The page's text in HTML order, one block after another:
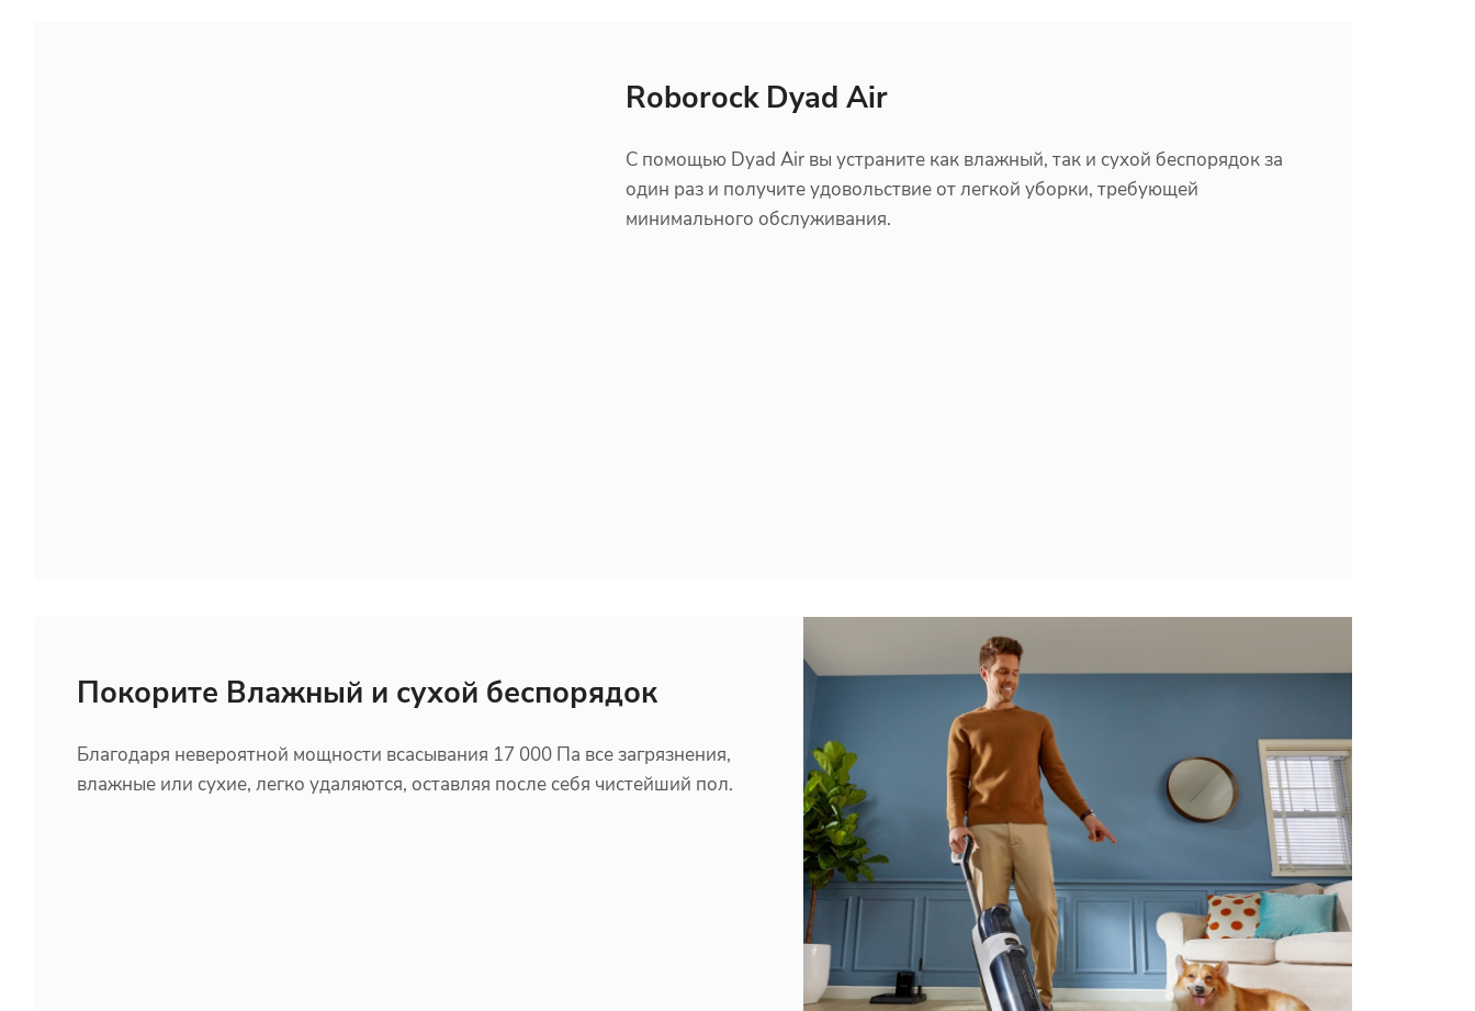
Roborock Dyad Air
С помощью Dyad Air вы устраните как влажный, так и сухой беспорядок за
один раз и получите удовольствие от легкой уборки, требующей
минимального обслуживания.
Покорите Влажный и сухой беспорядок
Благодаря невероятной мощности всасывания 17 000 Па все загрязнения,
влажные или сухие, легко удаляются, оставляя после себя чистейший пол.